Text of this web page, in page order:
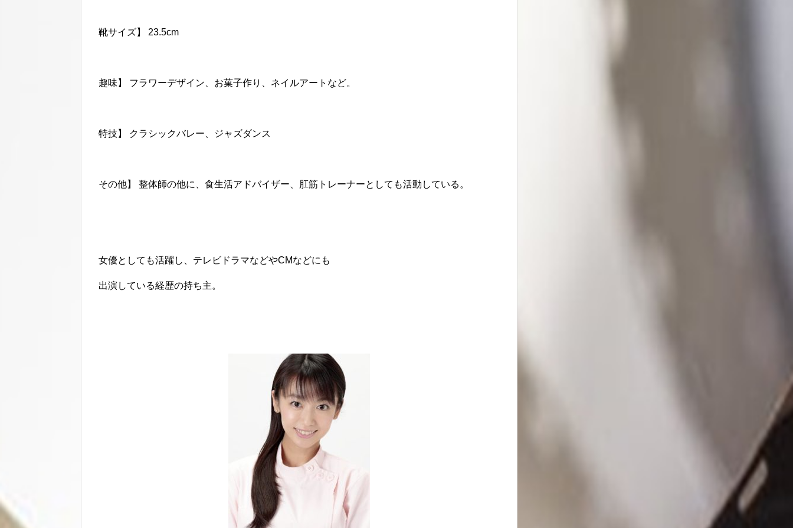
靴サイズ】 23.5cm
趣味】 フラワーデザイン、お菓子作り、ネイルアートなど。
特技】 クラシックバレー、ジャズダンス
その他】 整体師の他に、食生活アドバイザー、肛筋トレーナーとしても活動している。
女優としても活躍し、テレビドラマなどやCMなどにも
出演している経歴の持ち主。